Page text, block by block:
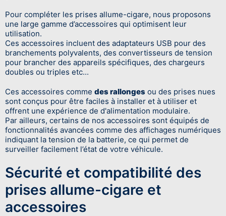
Pour compléter les prises allume-cigare, nous proposons
une large gamme d’accessoires qui optimisent leur
utilisation.
Ces accessoires incluent des adaptateurs USB pour des
branchements polyvalents, des convertisseurs de tension
pour brancher des appareils spécifiques, des chargeurs
doubles ou triples etc...
Ces accessoires comme des rallonges ou des prises nues
sont conçus pour être faciles à installer et à utiliser et
offrent une expérience de d'alimentation modulaire.
Par ailleurs, certains de nos accessoires sont équipés de
fonctionnalités avancées comme des affichages numériques
indiquant la tension de la batterie, ce qui permet de
surveiller facilement l’état de votre véhicule.
Sécurité et compatibilité des
prises allume-cigare et
accessoires